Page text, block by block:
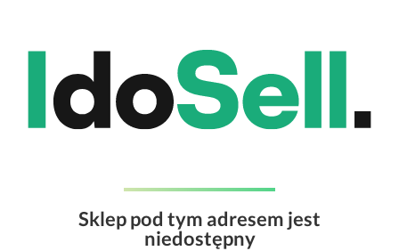
Sklep pod tym adresem jest
niedostępny